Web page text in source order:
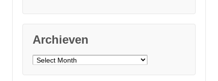
Archieven
Archieven